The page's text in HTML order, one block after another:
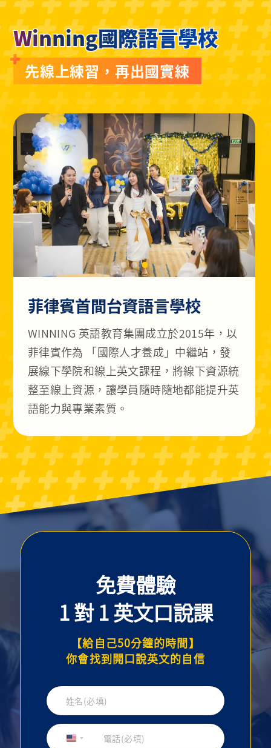
Winning國際語言學校
先線上練習，再出國實練
菲律賓首間台資語言學校
WINNING 英語教育集團成立於2015年，以
菲律賓作為 「國際人才養成」中繼站，發
展線下學院和線上英文課程，將線下資源統
整至線上資源，讓學員隨時隨地都能提升英
語能力與專業素質。
免費體驗
1 對 1 英文口說課
【給自己50分鐘的時間】
你會找到開口說英文的自信